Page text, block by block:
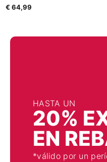
€ 64,99
HASTA UN
20%
EN
*válido por un